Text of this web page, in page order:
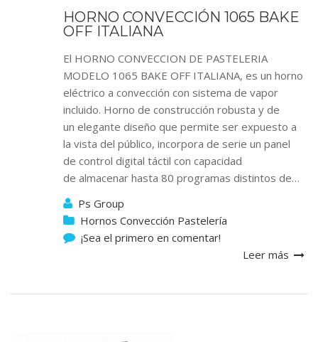
HORNO CONVECCIÓN 1065 BAKE
OFF ITALIANA
El HORNO CONVECCION DE PASTELERIA
MODELO 1065 BAKE OFF ITALIANA, es un horno
eléctrico a convección con sistema de vapor
incluido. Horno de construcción robusta y de
un elegante diseño que permite ser expuesto a
la vista del público, incorpora de serie un panel
de control digital táctil con capacidad
de almacenar hasta 80 programas distintos de…
Ps Group
Hornos Convección Pastelería
¡Sea el primero en comentar!
Leer más